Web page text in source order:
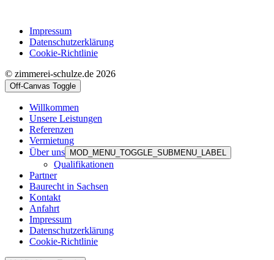
Impressum
Datenschutzerklärung
Cookie-Richtlinie
© zimmerei-schulze.de 2026
Off-Canvas Toggle
Willkommen
Unsere Leistungen
Referenzen
Vermietung
Über uns MOD_MENU_TOGGLE_SUBMENU_LABEL
Qualifikationen
Partner
Baurecht in Sachsen
Kontakt
Anfahrt
Impressum
Datenschutzerklärung
Cookie-Richtlinie